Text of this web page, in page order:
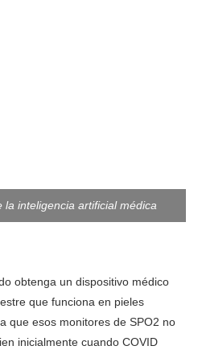
inteligencia artificial médica
obtenga un dispositivo médico
que funciona en pieles
que esos monitores de SPO2 no
inicialmente cuando COVID